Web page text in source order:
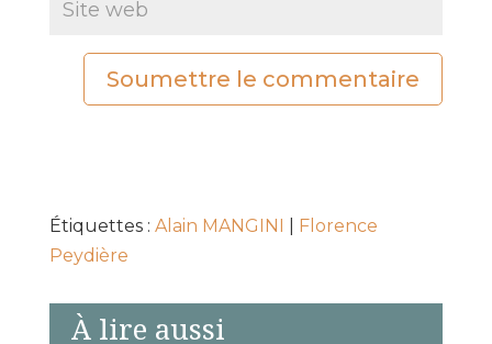
Soumettre le commentaire
Étiquettes : Alain MANGINI
Florence
Peydière
À lire aussi